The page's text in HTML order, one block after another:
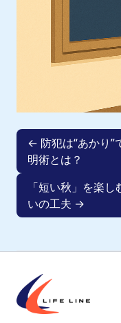
← 防犯は“あかり”
明術とは？
「短い秋」を楽
いの工夫 →